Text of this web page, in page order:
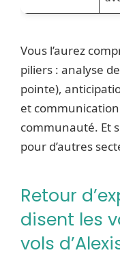
Vous l’aurez
piliers : analyse
pointe),
et
communauté. Et
pour d’autres
Retour
disent les
vols